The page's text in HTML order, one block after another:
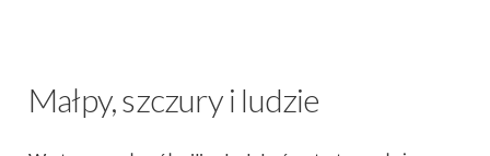
Małpy, szczury i ludzie